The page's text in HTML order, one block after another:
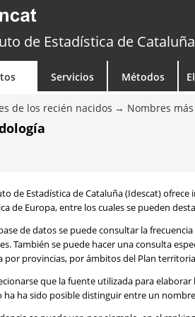
de Estadística de Cataluña
Servicios Métodos
de los recién nacidos Nombres
de Estadística de Cataluña (Idescat)
de Europa, entre los cuales se pueden
de datos se puede consultar la
También se puede hacer una consulta
por provincias, por ámbitos del Plan
que la fuente utilizada para
ha ha sido posible distinguir entre un